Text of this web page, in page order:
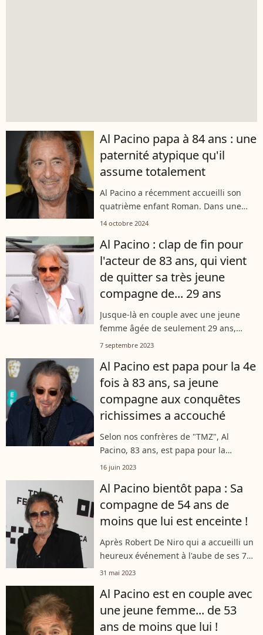
Al Pacino papa à 84 ans : une
paternité atypique qu'il
assume totalement
Al Pacino a récemment accueilli son
quatrième enfant Roman. Dans une
récente interview, l'acteur de 84 ans a
nouveau tout en confirmant sa
séparation...
14 octobre 2024
Al Pacino : clap de fin pour
l'acteur de 83 ans, qui vient
de quitter sa très jeune
compagne de... 29 ans
Jusque-là en couple avec une jeune
femme âgée de seulement 29 ans,
baptisée Noor Alfallah, Al Pacino est
seulement trois mois après qu'ils ont
accueilli...
7 septembre 2023
Al Pacino est papa pour la 4e
fois à 83 ans, sa jeune
compagne aux conquêtes
richissimes a accouché
Selon nos confrères de "TMZ", Al
Pacino, 83 ans, est papa pour la
quatrième fois ! Sa jeune compagne,
16 juin 2023
Al Pacino bientôt papa : Sa
compagne de 54 ans de
moins que lui est enceinte !
Après Robert De Niro qui a accueilli un
heureux événement à l'aube de ses 79
ans, c'est au tour de son ami Al Pacino
83 ans avec sa compagne...
31 mai 2023
Al Pacino est en couple avec
une jeune femme... de 53
ans de moins que lui !